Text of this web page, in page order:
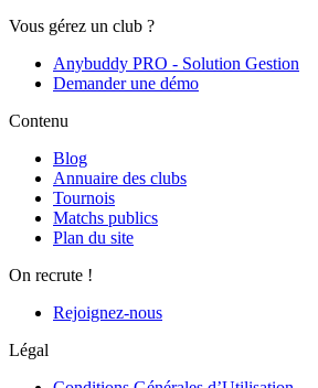
Vous gérez un club ?
Anybuddy PRO - Solution Gestion
Demander une démo
Contenu
Blog
Annuaire des clubs
Tournois
Matchs publics
Plan du site
On recrute !
Rejoignez-nous
Légal